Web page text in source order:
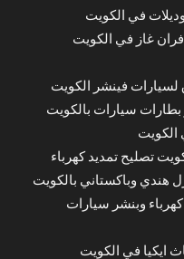
في الكويت
غاز في الكويت
فينشر الكويت
سيارات بالكويت
الكويت
تصليح تمديد كهرباء
هندي وباكستاني بالكويت
وبنشر سيارات
ايكيا في الكويت